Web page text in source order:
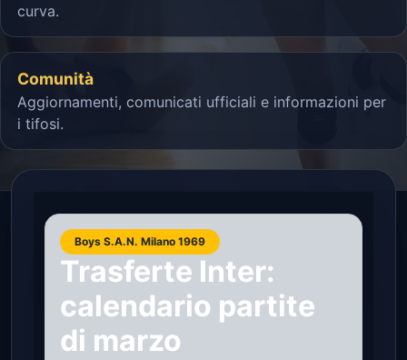
curva.
Comunità
Aggiornamenti, comunicati ufficiali e informazioni per
i tifosi.
Boys S.A.N. Milano 1969
Trasferte Inter:
calendario partite
di marzo